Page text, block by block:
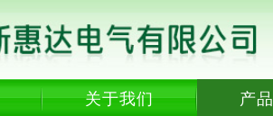
关于我们 产